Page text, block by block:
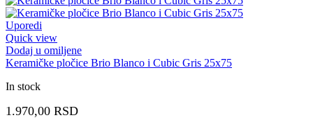
Uporedi
Quick view
Dodaj u omiljene
Keramičke pločice Brio Blanco i Cubic Gris 25x75
In stock
1.970,00 RSD